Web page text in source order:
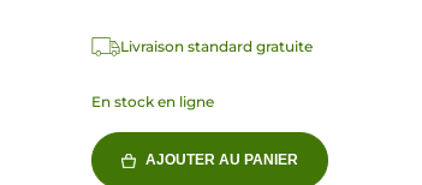
Livraison standard gratuite
En stock en ligne
AJOUTER AU PANIER